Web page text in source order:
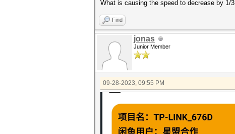
What is causing the speed to decrease by 1/3
Find
jonas
Junior Member
09-28-2023, 09:55 PM